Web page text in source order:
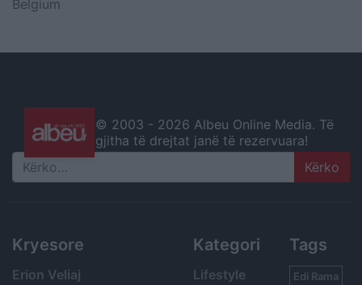
Belgium
© 2003 - 2026 Albeu Online Media. Të
gjitha të drejtat janë të rezervuara!
Search
Kryesore
Erion Veliaj
Kategori
Lifestyle
Tags
Edi Rama